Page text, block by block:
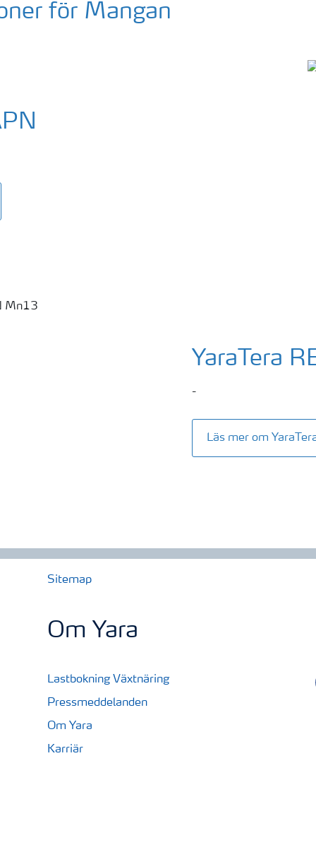
för Mangan
YaraTera
-
Läs mer om
Sitemap
Om Yara
Lastbokning Växtnäring
Pressmeddelanden
Om Yara
Karriär